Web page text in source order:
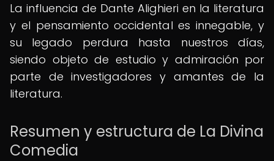
La influencia de Dante Alighieri en la literatura
y el pensamiento occidental es innegable, y
su legado perdura hasta nuestros días,
siendo objeto de estudio y admiración por
parte de investigadores y amantes de la
literatura.
Resumen y estructura de La Divina
Comedia